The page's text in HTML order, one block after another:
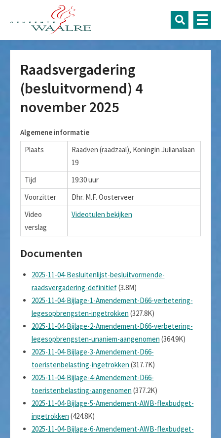
Raadsvergadering
(besluitvormend) 4
november 2025
Algemene informatie
Plaats
Raadven (raadzaal), Koningin Julianalaan
19
Tijd
19:30 uur
Voorzitter
Dhr. M.F. Oosterveer
Video
verslag
Videotulen bekijken
Documenten
2025-11-04-Besluitenlijst-besluitvormende-
raadsvergadering-definitief(3.8M)
2025-11-04-Bijlage-1-Amendement-D66-verbetering-
legesopbrengsten-ingetrokken (327.8K)
2025-11-04-Bijlage-2-Amendement-D66-verbetering-
legesopbrengsten-unaniem-aangenomen (364.9K)
2025-11-04-Bijlage-3-Amendement-D66-
toeristenbelasting-ingetrokken (317.7K)
2025-11-04-Bijlage-4-Amendement-D66-
toeristenbelasting-aangenomen (377.2K)
2025-11-04-Bijlage-5-Amendement-AWB-flexbudget-
ingetrokken (424.8K)
2025-11-04-Bijlage-6-Amendement-AWB-flexbudget-